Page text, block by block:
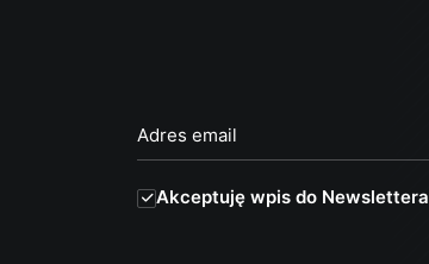
Akceptuję wpis do Newslettera